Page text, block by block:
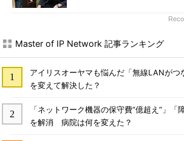
Master of IP Network 記事ランキング
アイリスオーヤマも悩んだ「無線LANが
を変えて解決した？
「ネットワーク機器の保守費“億超え”」「
を解消 病院は何を変えた？